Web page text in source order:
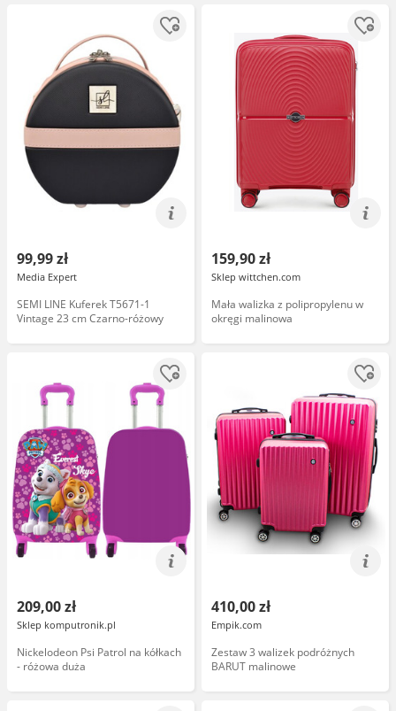
99,99 zł
Media Expert
SEMI LINE Kuferek T5671-1
Vintage 23 cm Czarno-różowy
159,90 zł
Sklep wittchen.com
Mała walizka z polipropylenu w
okręgi malinowa
209,00 zł
Sklep komputronik.pl
Nickelodeon Psi Patrol na kółkach
- różowa duża
410,00 zł
Empik.com
Zestaw 3 walizek podróżnych
BARUT malinowe